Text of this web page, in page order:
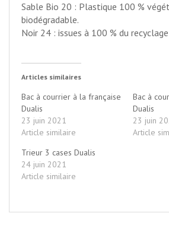
Sable Bio 20 : Plastique 100 %
biodégradable.
Noir 24 : issues à 100 % du recyclage
Articles similaires
Bac à courrier à la française
Dualis
23 juin 2021
Article similaire
Bac à
Dualis
23 juin
Article
Trieur 3 cases Dualis
24 juin 2021
Article similaire